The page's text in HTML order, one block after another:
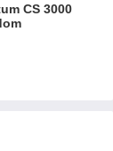
CS 3000